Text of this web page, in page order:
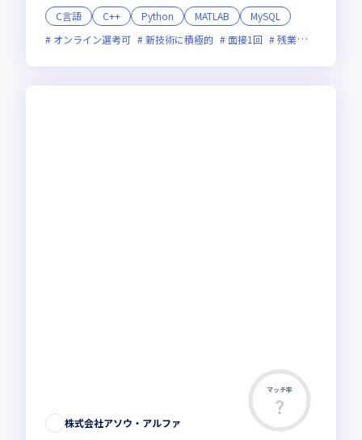
C言語
C++ Python MATLAB
MySQL
オンライン選考可
新技術に積極的 面接1回 残業月20時間未満
マッチ率
株式会社アソウ・アルファ